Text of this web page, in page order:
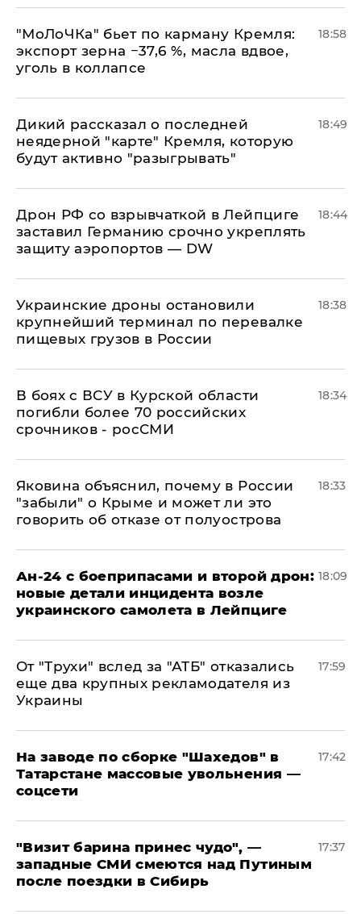
​"МоЛоЧКа" бьет по карману Кремля:
экспорт зерна −37,6 %, масла вдвое,
уголь в коллапсе
18:58
Дикий рассказал о последней
неядерной "карте" Кремля, которую
будут активно "разыгрывать"
18:49
​Дрон РФ со взрывчаткой в Лейпциге
заставил Германию срочно укреплять
защиту аэропортов — DW
18:44
Украинские дроны остановили
крупнейший терминал по перевалке
пищевых грузов в России
18:38
В боях с ВСУ в Курской области
погибли более 70 российских
срочников - росСМИ
18:34
Яковина объяснил, почему в России
"забыли" о Крыме и может ли это
говорить об отказе от полуострова
18:33
Ан-24 с боеприпасами и второй дрон:
новые детали инцидента возле
украинского самолета в Лейпциге
18:09
От "Трухи" вслед за "АТБ" отказались
еще два крупных рекламодателя из
Украины
17:59
На заводе по сборке "Шахедов" в
Татарстане массовые увольнения —
соцсети
17:42
"Визит барина принес чудо", —
западные СМИ смеются над Путиным
после поездки в Сибирь
17:37